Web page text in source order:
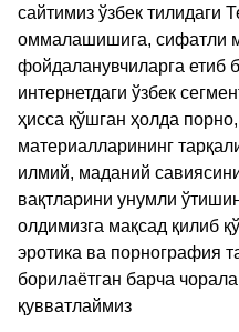
сайтимиз ўзбек тилидаги
оммалашишига, сифатли
фойдаланувчиларга етиб
интернетдаги ўзбек
ҳисса қўшган ҳолда
материалларининг
илмий, маданий
вақтларини унумли
олдимизга мақсад қилиб
эротика ва порнография
борилаётган барча
қувватлаймиз